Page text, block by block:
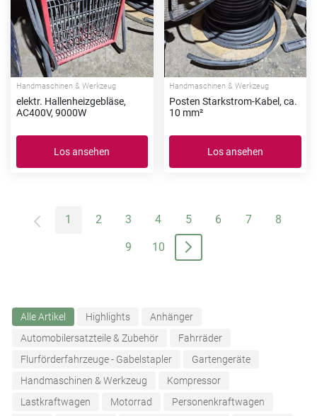
Handmaschinen & Werkzeug
elektr. Hallenheizgebläse,
AC400V, 9000W
Los ansehen
Handmaschinen & Werkzeug
Posten Starkstrom-Kabel, ca.
10 mm²
Los ansehen
1 2 3 4 5 6 7 8
9 10
Alle Artikel Highlights
Anhänger
Automobilersatzteile & Zubehör
Fahrräder
Flurförderfahrzeuge - Gabelstapler
Gartengeräte
Handmaschinen & Werkzeug
Kompressor
Lastkraftwagen
Motorrad
Personenkraftwagen